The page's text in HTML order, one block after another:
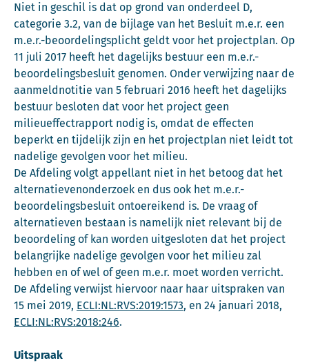
Niet in geschil is dat op grond van onderdeel D,
categorie 3.2, van de bijlage van het Besluit m.e.r. een
m.e.r.-beoordelingsplicht geldt voor het projectplan. Op
11 juli 2017 heeft het dagelijks bestuur een m.e.r.-
beoordelingsbesluit genomen. Onder verwijzing naar de
aanmeldnotitie van 5 februari 2016 heeft het dagelijks
bestuur besloten dat voor het project geen
milieueffectrapport nodig is, omdat de effecten
beperkt en tijdelijk zijn en het projectplan niet leidt tot
nadelige gevolgen voor het milieu.
De Afdeling volgt appellant niet in het betoog dat het
alternatievenonderzoek en dus ook het m.e.r.-
beoordelingsbesluit ontoereikend is. De vraag of
alternatieven bestaan is namelijk niet relevant bij de
beoordeling of kan worden uitgesloten dat het project
belangrijke nadelige gevolgen voor het milieu zal
hebben en of wel of geen m.e.r. moet worden verricht.
De Afdeling verwijst hiervoor naar haar uitspraken van
15 mei 2019, ECLI:NL:RVS:2019:1573, en 24 januari 2018,
ECLI:NL:RVS:2018:246.
Uitspraak